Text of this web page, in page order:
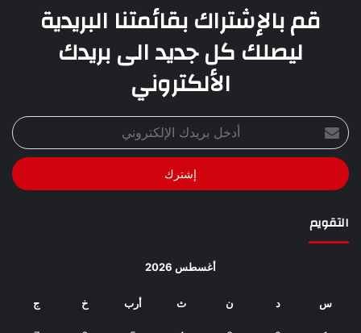
قم بالإشتراك بقائمتنا البريدية
ليصلك كل جديد الى بريدك
الألكتروني
أدخل
بريدك
الإلكتروني
التقويم
أغسطس 2026
س د ن ث أرب خ ج